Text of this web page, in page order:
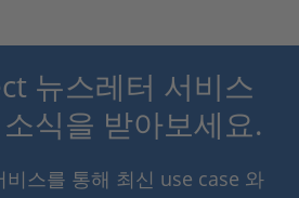
뉴스레터 서비스
식을 받아보세요.
비스를 통해 최신 use case 와